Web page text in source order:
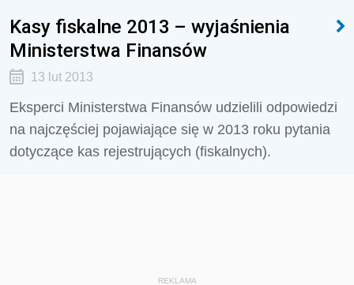
Kasy fiskalne 2013 – wyjaśnienia
Ministerstwa Finansów
13 lut 2013
Eksperci Ministerstwa Finansów udzielili odpowiedzi
na najczęściej pojawiające się w 2013 roku pytania
dotyczące kas rejestrujących (fiskalnych).
REKLAMA